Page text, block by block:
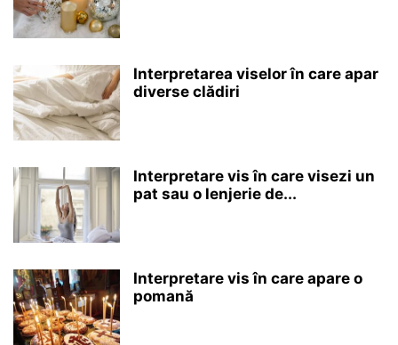
Interpretarea viselor în care apar
diverse clădiri
Interpretare vis în care visezi un
pat sau o lenjerie de...
Interpretare vis în care apare o
pomană